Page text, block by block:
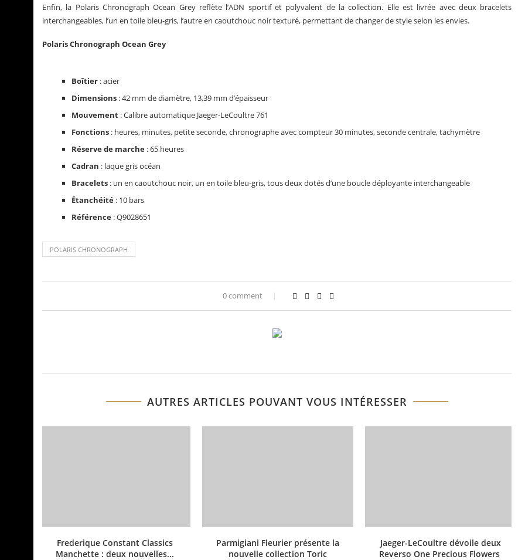
Enfin, la Polaris Chronograph Ocean Grey reflète l’ADN sportif et polyvalent de la collection. Elle est livrée avec deux bracelets
interchangeables, l’un en toile bleu-gris, l’autre en caoutchouc noir texturé, permettant de changer de style selon les envies.
Polaris Chronograph Ocean Grey
Boîtier : acier
Dimensions : 42 mm de diamètre, 13,39 mm d’épaisseur
Mouvement : Calibre automatique Jaeger-LeCoultre 761
Fonctions : heures, minutes, petite seconde, chronographe avec compteur 30 minutes, seconde centrale, tachymètre
Réserve de marche : 65 heures
Cadran : laque gris océan
Bracelets : un en caoutchouc noir, un en toile bleu-gris, tous deux dotés d’une boucle déployante interchangeable
Étanchéité : 10 bars
Référence : Q9028651
POLARIS CHRONOGRAPH
0 comment
AUTRES ARTICLES POUVANT VOUS INTÉRESSER
Frederique Constant Classics
Manchette : deux nouvelles...
Parmigiani Fleurier présente la
nouvelle collection Toric
Jaeger-LeCoultre dévoile deux
Reverso One Precious Flowers